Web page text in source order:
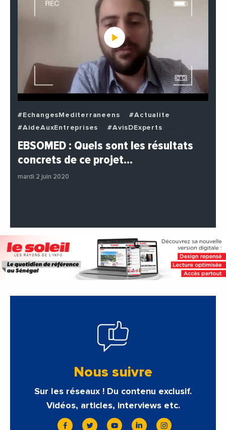
#EchangesMediterraneens
#Actualite
#AideAuxEntreprises
#AvisDExperts
#BuzzNews
#Decideurs
#Entreprises
#Institutions
EBSOMED : Quels sont les résultats
concrets de ce projet…
mardi 2 juin 2020
Nous suivre
Sur les réseaux ! Du contenu exclusif.
Vidéos, articles, interviews etc.